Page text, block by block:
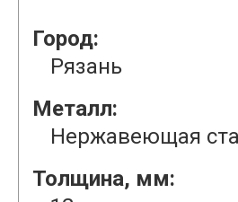
Город:
Рязань
Металл:
Нержавеющая
Толщина, мм: